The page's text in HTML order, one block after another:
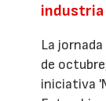
industria
La
de
iniciativa